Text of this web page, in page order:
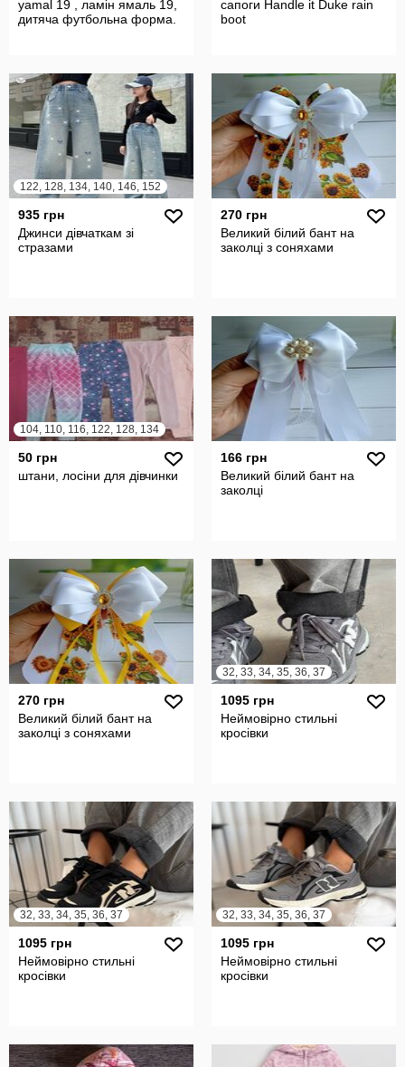
yamal 19 , ламін ямаль 19,
дитяча футбольна форма.
сапоги Handle it Duke rain
boot
122, 128, 134, 140, 146, 152
935 грн
Джинси дівчаткам зі
стразами
270 грн
Великий білий бант на
заколці з соняхами
104, 110, 116, 122, 128, 134
50 грн
штани, лосіни для дівчинки
166 грн
Великий білий бант на
заколці
270 грн
Великий білий бант на
заколці з соняхами
32, 33, 34, 35, 36, 37
1095 грн
Неймовірно стильні
кросівки
32, 33, 34, 35, 36, 37
1095 грн
Неймовірно стильні
кросівки
32, 33, 34, 35, 36, 37
1095 грн
Неймовірно стильні
кросівки